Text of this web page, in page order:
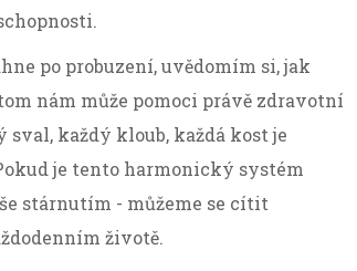
po probuzení, uvědomím si, jak
nám může pomoci právě zdravotní
sval, každý kloub, každá kost je
je tento harmonický systém
stárnutím - můžeme se cítit
životě.